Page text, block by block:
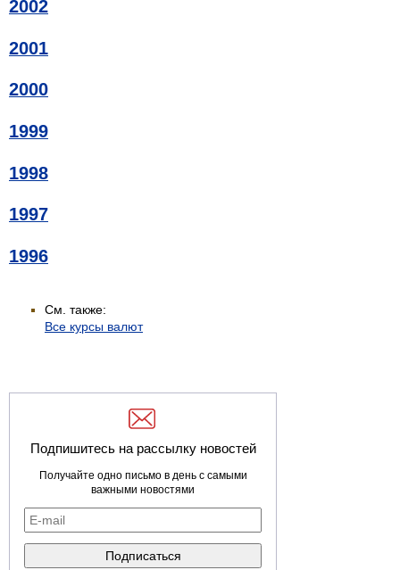
2002
2001
2000
1999
1998
1997
1996
См. также:
Все курсы валют
Подпишитесь на рассылку новостей
Получайте одно письмо в день с самыми
важными новостями